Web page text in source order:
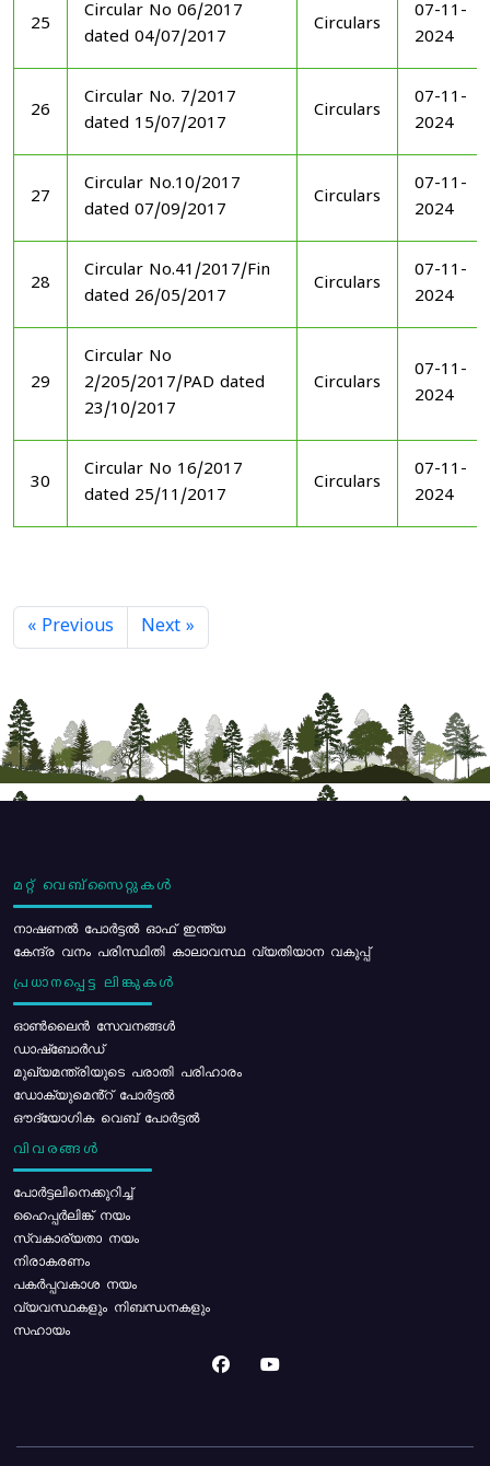
25
Circular No 06/2017
dated 04/07/2017
Circulars
07-11-
2024
26
Circular No. 7/2017
dated 15/07/2017
Circulars
07-11-
2024
27
Circular No.10/2017
dated 07/09/2017
Circulars
07-11-
2024
28
Circular No.41/2017/Fin
dated 26/05/2017
Circulars
07-11-
2024
29
Circular No
2/205/2017/PAD dated
23/10/2017
Circulars
07-11-
2024
30
Circular No 16/2017
dated 25/11/2017
Circulars
07-11-
2024
« Previous Next »
മറ്റ് വെബ്സൈറ്റുകൾ
നാഷണൽ പോർട്ടൽ ഓഫ് ഇന്ത്യ
കേന്ദ്ര വനം പരിസ്ഥിതി കാലാവസ്ഥ വ്യതിയാന വകുപ്പ്
പ്രധാനപ്പെട്ട ലിങ്കുകൾ
ഓൺലൈൻ സേവനങ്ങൾ
ഡാഷ്ബോർഡ്
മുഖ്യമന്ത്രിയുടെ പരാതി പരിഹാരം
ഡോക്യുമെൻ്റ് പോർട്ടൽ
ഔദ്യോഗിക വെബ് പോർട്ടൽ
വിവരങ്ങൾ
പോര്‍ട്ടലിനെക്കുറിച്ച്
ഹൈപ്പർലിങ്ക് നയം
സ്വകാര്യതാ നയം
നിരാകരണം
പകർപ്പവകാശ നയം
വ്യവസ്ഥകളും നിബന്ധനകളും
സഹായം